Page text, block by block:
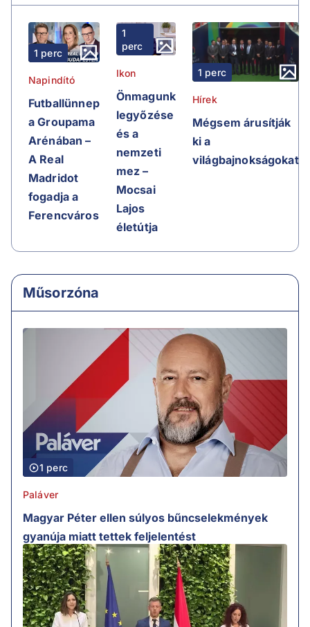
1 perc
Napindító
Futballünnep
a Groupama
Arénában –
A Real
Madridot
fogadja a
Ferencváros
1
perc
Ikon
Önmagunk
legyőzése
és a
nemzeti
mez –
Mocsai
Lajos
életútja
1 perc
Hírek
Mégsem árusítják
ki a
világbajnokságokat
Műsorzóna
1 perc
Paláver
Magyar Péter ellen súlyos bűncselekmények
gyanúja miatt tettek feljelentést